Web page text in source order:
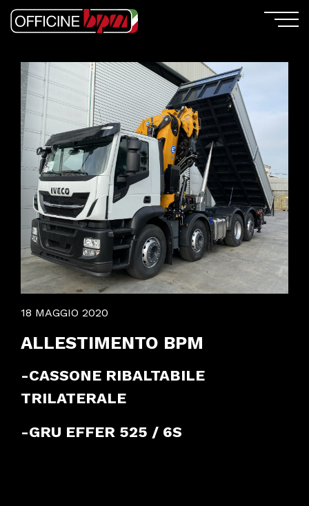
18 MAGGIO 2020
ALLESTIMENTO BPM
-CASSONE RIBALTABILE
TRILATERALE
-GRU EFFER 525 / 6S